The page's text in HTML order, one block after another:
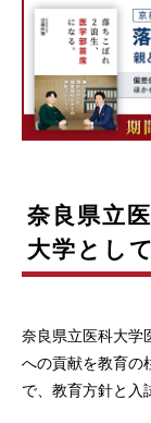
奈良県立
大学とし
奈良県立医科大学
への貢献を教育の
で、教育方針と入